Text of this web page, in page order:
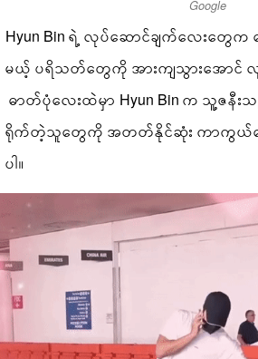
Google
Hyun Bin ရဲ့ လုပ်ဆောင်ချက်လေးတွေက
မယ့် ပရိသတ်တွေကို အားကျသွားအောင်
ဓာတ်ပုံလေးထဲမှာ Hyun Bin က သူ့ဇနီ
ရိုက်တဲ့သူတွေကို အတတ်နိုင်ဆုံး ကာကွယ်ပ
ပါ။